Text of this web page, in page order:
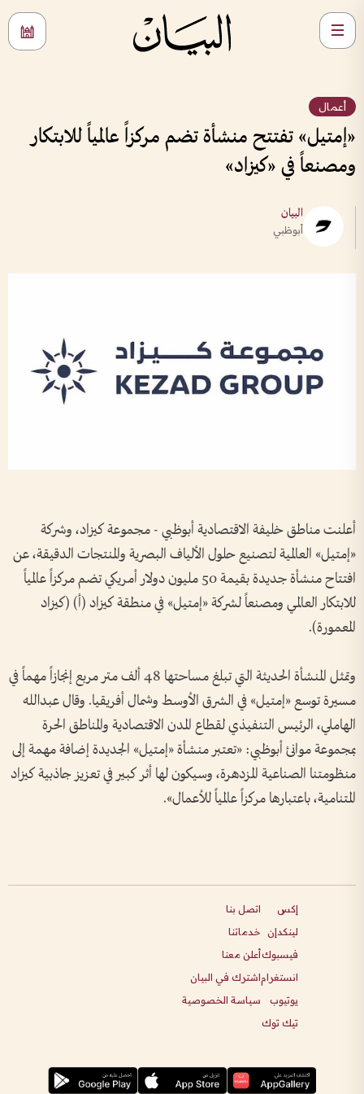
أعمال
«إمتيل» تفتتح منشأة تضم مركزاً عالمياً للابتكار
ومصنعاً في «كيزاد»
البيان
أبوظبي
أعلنت مناطق خليفة الاقتصادية أبوظبي - مجموعة كيزاد، وشركة
«إمتيل» العالمية لتصنيع حلول الألياف البصرية والمنتجات الدقيقة، عن
افتتاح منشأة جديدة بقيمة 50 مليون دولار أمريكي تضم مركزاً عالمياً
للابتكار العالمي ومصنعاً لشركة «إمتيل» في منطقة كيزاد (أ) (كيزاد
المعمورة).
وتمثل المنشأة الحديثة التي تبلغ مساحتها 48 ألف متر مربع إنجازاً مهماً في
مسيرة توسع «إمتيل» في الشرق الأوسط وشمال أفريقيا. وقال عبدالله
الهاملي، الرئيس التنفيذي لقطاع المدن الاقتصادية والمناطق الحرة
بمجموعة موانئ أبوظبي: «تعتبر منشأة «إمتيل» الجديدة إضافة مهمة إلى
منظومتنا الصناعية المزدهرة، وسيكون لها أثر كبير في تعزيز جاذبية كيزاد
المتنامية، باعتبارها مركزاً عالمياً للأعمال».
إكس
لينكدإن
فيسبوك
انستغرام
يوتيوب
تيك توك
اتصل بنا
خدماتنا
أعلن معنا
اشترك في البيان
سياسة الخصوصية